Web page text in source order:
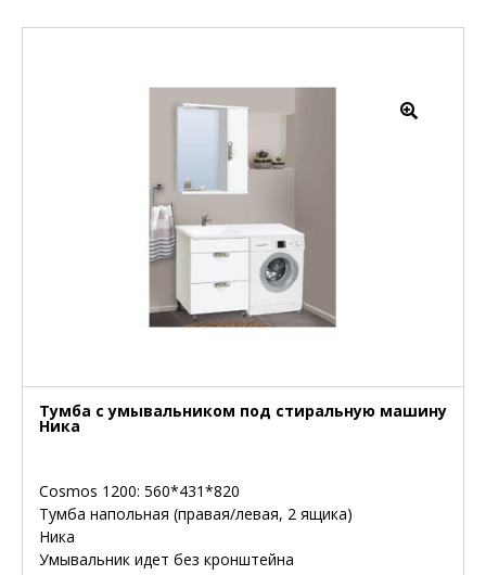
Тумба с умывальником под стиральную машину
Ника
Cosmos 1200: 560*431*820
Тумба напольная (правая/левая, 2 ящика)
Ника
Умывальник идет без кронштейна